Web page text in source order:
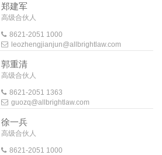
郑建军
高级合伙人
8621-2051 1000
leozhengjianjun@allbrightlaw.com
郭重清
高级合伙人
8621-2051 1363
guozq@allbrightlaw.com
徐一兵
高级合伙人
8621-2051 1000